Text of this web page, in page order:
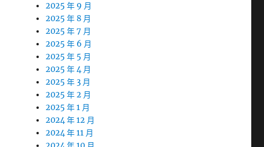
2025 年 9 月
2025 年 8 月
2025 年 7 月
2025 年 6 月
2025 年 5 月
2025 年 4 月
2025 年 3 月
2025 年 2 月
2025 年 1 月
2024 年 12 月
2024 年 11 月